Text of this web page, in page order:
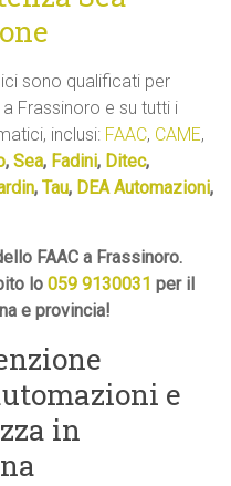
sono qualificati per
Frassinoro e su tutti i
inclusi: FAAC, CAME,
,Sea, Fadini, Ditec,
,Tau, DEA Automazioni,
FAAC a Frassinoro.
lo059 9130031 per il
e provincia!
e
in